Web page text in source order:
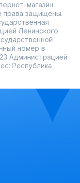
магазин
права защищены.
Ленинского
номер в
Администрацией
Республика